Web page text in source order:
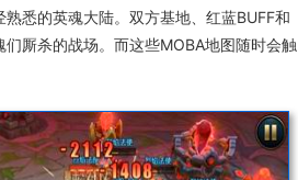
悉的英魂大陆。双方基地、红蓝BUFF和
厮杀的战场。而这些MOBA地图随时会触